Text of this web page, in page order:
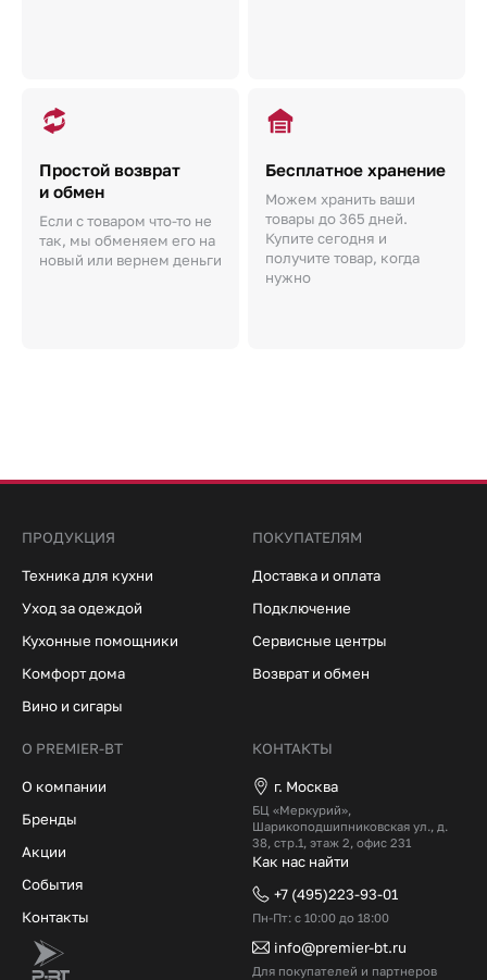
Простой возврат
и обмен
Если с товаром что-то не
так, мы обменяем его на
новый или вернем деньги
Бесплатное хранение
Можем хранить ваши
товары до 365 дней.
Купите сегодня и
получите товар, когда
нужно
ПРОДУКЦИЯ
Техника для кухни
Уход за одеждой
Кухонные помощники
Комфорт дома
Вино и сигары
ПОКУПАТЕЛЯМ
Доставка и оплата
Подключение
Сервисные центры
Возврат и обмен
О PREMIER-BT
О компании
Бренды
Акции
События
Контакты
КОНТАКТЫ
г. Москва
БЦ «Меркурий»,
Шарикоподшипниковская ул., д.
38, стр.1, этаж 2, офис 231
Как нас найти
+7 (495)223-93-01
Пн-Пт: с 10:00 до 18:00
info@premier-bt.ru
Для покупателей и партнеров